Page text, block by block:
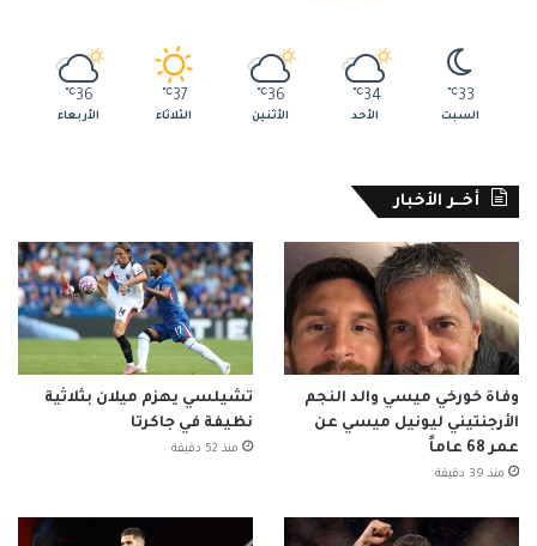
33
℃
السبت
34
℃
الأحد
36
℃
الأثنين
37
℃
الثلاثاء
36
℃
الأربعاء
أخــر الأخبار
وفاة خورخي ميسي والد النجم
الأرجنتيني ليونيل ميسي عن
عمر 68 عاماً
منذ 39 دقيقة
تشيلسي يهزم ميلان بثلاثية
نظيفة في جاكرتا
منذ 52 دقيقة